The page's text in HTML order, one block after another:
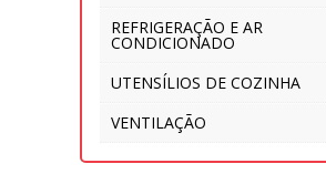
REFRIGERAÇÃO E AR
CONDICIONADO
UTENSÍLIOS DE COZINHA
VENTILAÇÃO